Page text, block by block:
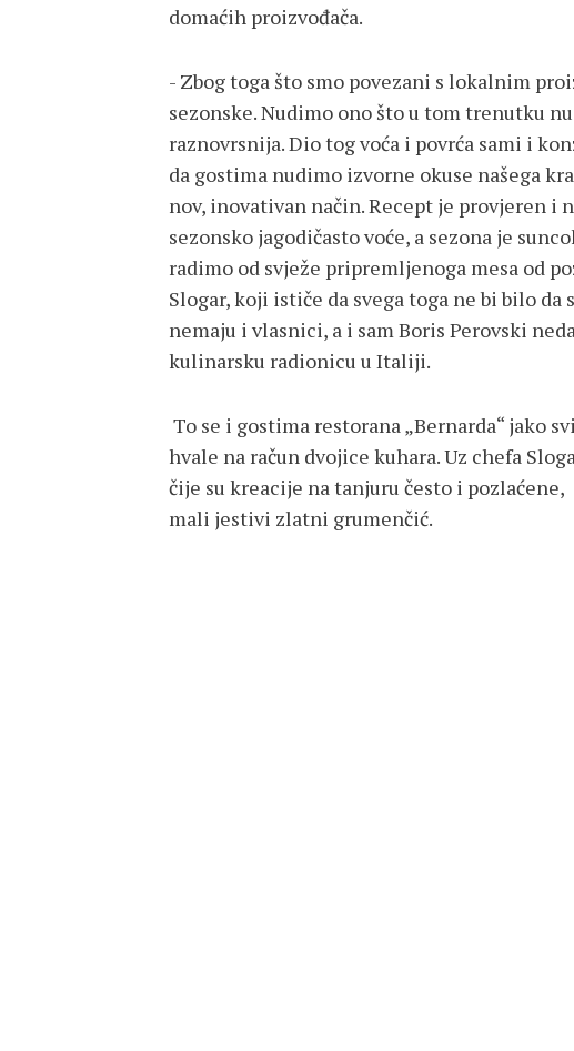
domaćih proizvođača.
- Zbog toga što smo povezani s lokalnim
sezonske. Nudimo ono što u tom trenutku
raznovrsnija. Dio tog voća i povrća sami i
da gostima nudimo izvorne okuse našega
nov, inovativan način. Recept je provjeren i
sezonsko jagodičasto voće, a sezona je
radimo od svježe pripremljenoga mesa od
Slogar, koji ističe da svega toga ne bi bilo
nemaju i vlasnici, a i sam Boris Perovski
kulinarsku radionicu u Italiji.
To se i gostima restorana „Bernarda“ jako
hvale na račun dvojice kuhara. Uz chefa
čije su kreacije na tanjuru često i
mali jestivi zlatni grumenčić.